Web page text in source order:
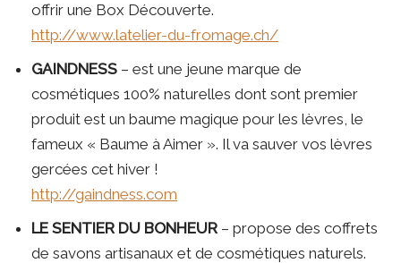
offrir une Box Découverte.
http://www.latelier-du-fromage.ch/
GAINDNESS – est une jeune marque de
cosmétiques 100% naturelles dont sont premier
produit est un baume magique pour les lèvres, le
fameux « Baume à Aimer ». Il va sauver vos lèvres
gercées cet hiver !
http://gaindness.com
LE SENTIER DU BONHEUR – propose des coffrets
de savons artisanaux et de cosmétiques naturels.